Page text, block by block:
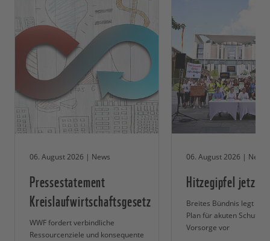
06. August 2026 | News
Pressestatement
Kreislaufwirtschaftsgesetz
WWF fordert verbindliche
Ressourcenziele und konsequente
06. August 2026 | News
Hitzegipfel jetzt!
Breites Bündnis legt 5-
Plan für akuten Schutz
Vorsorge vor